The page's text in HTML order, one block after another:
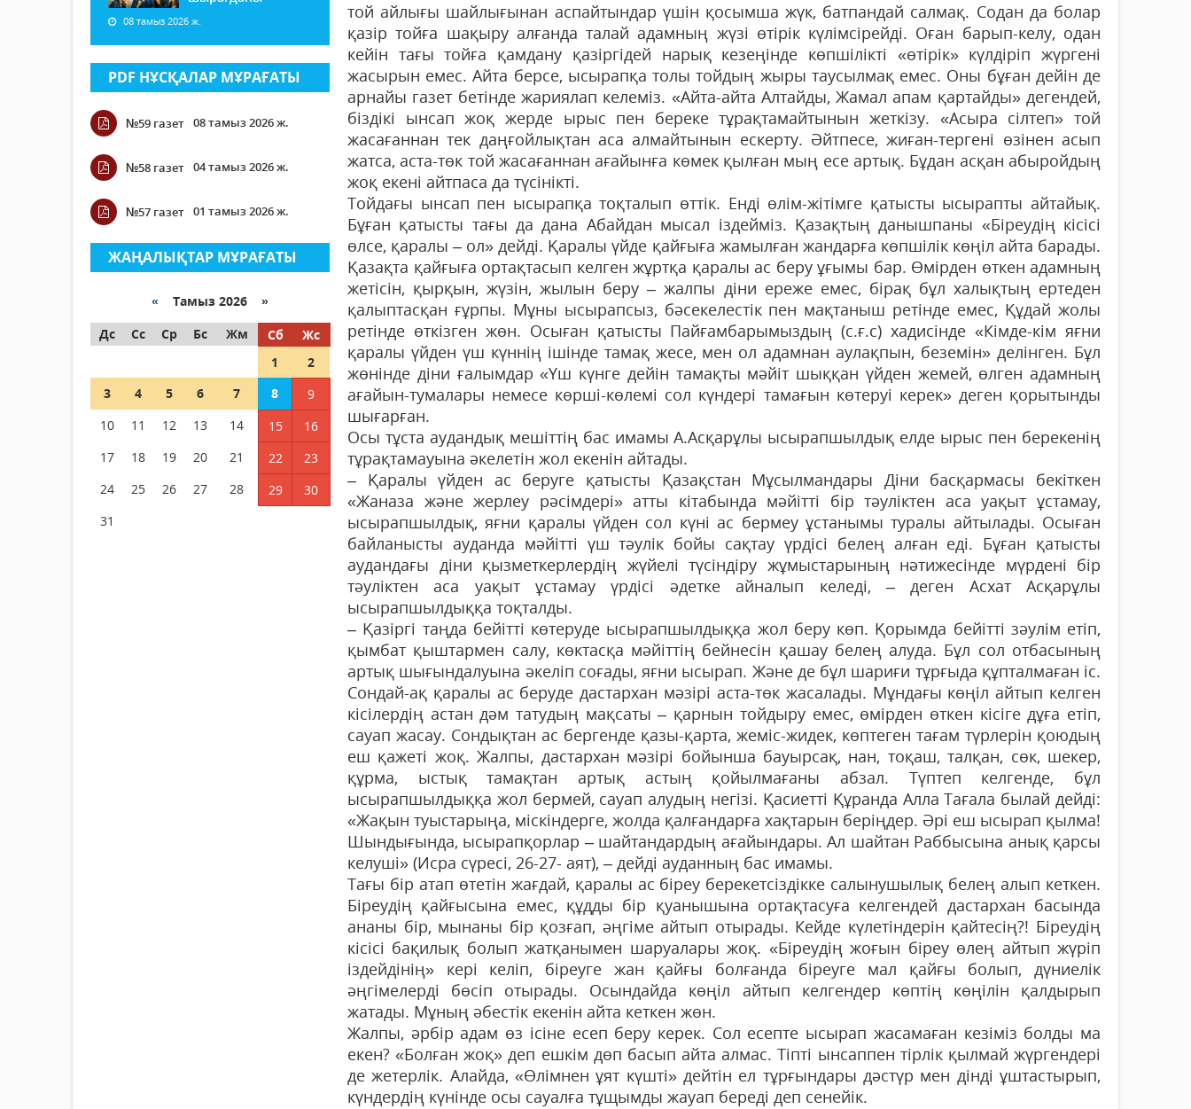
08 тамыз 2026 ж.
PDF НҰСҚАЛАР МҰРАҒАТЫ
№59 газет 08 тамыз 2026 ж.
№58 газет 04 тамыз 2026 ж.
№57 газет 01 тамыз 2026 ж.
ЖАҢАЛЫҚТАР МҰРАҒАТЫ
« Тамыз 2026 »
Дс
Сс Ср Бс Жм Сб
Жс
1
2
3
4 5 6 7 8
9
10
11 12 13 14 15
16
17
18 19 20 21 22
23
24
25 26 27 28 29
30
31
той айлығы шайлығынан аспайтындар үшін қосымша жүк, батпандай салмақ. Содан да болар
қазір тойға шақыру алғанда талай адамның жүзі өтірік күлімсірейді. Оған барып-келу, одан
кейін тағы тойға қамдану қазіргідей нарық кезеңінде көпшілікті «өтірік» күлдіріп жүр­гені
жасырын емес. Айта берсе, ысырапқа толы тойдың жыры таусылмақ емес. Оны бұған дейін де
арнайы газет бетінде жария­лап келеміз. «Айта-айта Алтайды, Жамал апам қартайды» дегендей,
біздікі ынсап жоқ жерде ырыс пен береке тұрақтамайтынын жеткізу. «Асыра сілтеп» той
жасағаннан тек даңғойлықтан аса алмайтынын ескерту. Әйтпесе, жиған-тергені өзінен асып
жатса, аста-төк той жасағаннан ағайынға көмек қылған мың есе артық. Бұдан асқан абыройдың
жоқ екені айтпаса да түсінікті.
Тойдағы ынсап пен ысырапқа тоқталып өттік. Енді өлім-жітімге қатысты ысырапты айтайық.
Бұған қатысты тағы да дана Абайдан мысал іздейміз. Қазақтың данышпаны «Біреудің кісісі
өлсе, қаралы – ол» дейді. Қаралы үйде қайғыға жамылған жандарға көпшілік көңіл айта барады.
Қазақта қайғыға ортақтасып келген жұртқа қаралы ас беру ұғымы бар. Өмірден өткен адамның
жетісін, қырқын, жүзін, жылын беру – жалпы діни ереже емес, бірақ бұл халықтың ертеден
қалыптасқан ғұрпы. Мұны ысырапсыз, бәсекелестік пен мақтаныш ретінде емес, Құдай жолы
ретінде өткізген жөн. Осыған қатысты Пайғамбарымыздың (с.ғ.с) хадисінде «Кімде-кім яғни
қаралы үйден үш күннің ішінде тамақ жесе, мен ол адамнан аулақпын, беземін» делінген. Бұл
жөнінде діни ғалымдар «Үш күнге дейін тамақты мәйіт шыққан үйден жемей, өлген адамның
ағайын-тумалары немесе көрші-көлемі сол күндері тамағын көтеруі керек» деген қоры­тынды
шығарған.
Осы тұста аудандық мешіттің бас имамы А.Асқарұлы ысырапшылдық елде ырыс пен берекенің
тұрақтамауына әкелетін жол екенін айтады.
– Қаралы үйден ас беруге қатысты Қазақстан Мұсылмандары Діни басқармасы бекіткен
«Жаназа және жерлеу рәсімдері» атты кітабында мәйітті бір тәуліктен аса уақыт ұстамау,
ысырапшылдық, яғни қаралы үйден сол күні ас бермеу ұстанымы туралы айтылады. Осыған
байланысты ауданда мәйітті үш тәулік бойы сақтау үрдісі белең алған еді. Бұған қатысты
аудандағы діни қызметкерлердің жүйелі түсіндіру жұмыстарының нәтижесінде мүрдені бір
тәуліктен аса уақыт ұстамау үрдісі әдетке айналып келеді, – деген Асхат Асқарұлы
ысырапшылдыққа тоқталды.
– Қазіргі таңда бейітті көтеруде ысырапшылдыққа жол беру көп. Қорымда бейітті зәулім етіп,
қымбат қыштармен салу, көктасқа мәйіттің бейнесін қашау белең алуда. Бұл сол отбасының
артық шығындалуына әкеліп соғады, яғни ысырап. Және де бұл шариғи тұрғыда құпталмаған іс.
Сондай-ақ қаралы ас беруде дастархан мәзірі аста-төк жасалады. Мұндағы көңіл айтып келген
кісілердің астан дәм татудың мақсаты – қарнын тойдыру емес, өмірден өткен кісіге дұға етіп,
сауап жасау. Сондықтан ас бергенде қазы-қарта, жеміс-жидек, көптеген тағам түрлерін қоюдың
еш қажеті жоқ. Жалпы, дастархан мәзірі бойынша бауырсақ, нан, тоқаш, талқан, сөк, шекер,
құрма, ыстық тамақтан артық астың қойылмағаны абзал. Түптеп келгенде, бұл
ысырапшылдыққа жол бермей, сауап алудың негізі. Қасиетті Құранда Алла Тағала былай дейді:
«Жақын туыстарыңа, міскіндерге, жолда қалғандарға хақтар­ын беріңдер. Әрі еш ысырап қылма!
Шындығында, ысырапқорлар – шайтандар­дың ағайындары. Ал шайтан Раббысына анық қарсы
келуші» (Исра сүресі, 26-27- аят), – дейді ауданның бас имамы.
Тағы бір атап өтетін жағдай, қаралы ас біреу берекетсіздікке салынушылық белең алып кеткен.
Біреудің қайғысына емес, құдды бір қуанышына ортақтасуға келгендей дастархан басында
ананы бір, мынаны бір қозғап, әңгіме айтып отырады. Кейде күлетіндерін қайтесің?! Біреудің
кісісі бақилық болып жатқанымен шаруалары жоқ. «Біреудің жоғын біреу өлең айтып жүріп
іздейдінің» кері келіп, біреуге жан қайғы болғанда біреуге мал қайғы болып, дүниелік
әңгімелерді бөсіп отырады. Осындайда көңіл айтып келгендер көптің көңілін қалдырып
жатады. Мұның әбестік екенін айта кеткен жөн.
Жалпы, әрбір адам өз ісіне есеп беру керек. Сол есепте ысырап жасамаған кезіміз болды ма
екен? «Болған жоқ» деп ешкім дөп басып айта алмас. Тіпті ынсаппен тірлік қылмай жүргендері
де жетерлік. Алайда, «Өлімнен ұят күшті» дейтін ел тұрғындары дәстүр мен дінді ұштастырып,
күндердің күнінде осы сауалға тұщымды жауап береді деп сенейік.